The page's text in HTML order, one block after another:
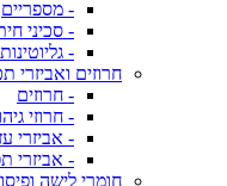
- מספריים
- סכיני
- גליוטינות
חרוזים ואביזרי
- חרוזים
- חרוזי
- אביזרי
- אביזרי
חומרי לישה